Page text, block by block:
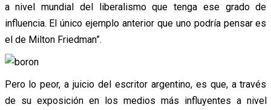
a nivel mundial del liberalismo que tenga ese grado de
influencia. El único ejemplo anterior que uno podría pensar es
el de Milton Friedman”.
Pero lo peor, a juicio del escritor argentino, es que, a través
de su exposición en los medios más influyentes a nivel